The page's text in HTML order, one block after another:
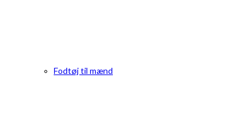
Fodtøj til mænd